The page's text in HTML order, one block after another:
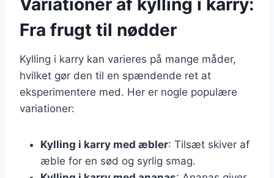
Fra frugt til nødder
Kylling i karry kan varieres på mange måder,
hvilket gør den til en spændende ret at
eksperimentere med. Her er nogle populære
variationer:
Kylling i karry med æbler: Tilsæt skiver af
æble for en sød og syrlig smag.